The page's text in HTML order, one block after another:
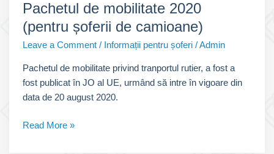
Pachetul de mobilitate 2020
(pentru șoferii de camioane)
Leave a Comment / Informații pentru șoferi /Admin
Pachetul de mobilitate privind tranportul rutier, a fost a
fost publicat în JO al UE, urmând să intre în vigoare din
data de 20 august 2020.
Pachetul
Read More »